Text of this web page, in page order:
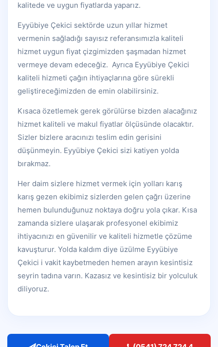
kalitede ve uygun fiyatlarda yaparız.
Eyyübiye Çekici sektörde uzun yıllar hizmet
vermenin sağladığı sayısız referansımızla kaliteli
hizmet uygun fiyat çizgimizden şaşmadan hizmet
vermeye devam edeceğiz. Ayrıca Eyyübiye Çekici
kaliteli hizmeti çağın ihtiyaçlarına göre sürekli
geliştireceğimizden de emin olabilirsiniz.
Kısaca özetlemek gerek görülürse bizden alacağınız
hizmet kaliteli ve makul fiyatlar ölçüsünde olacaktır.
Sizler bizlere aracınızı teslim edin gerisini
düşünmeyin. Eyyübiye Çekici sizi katiyen yolda
bırakmaz.
Her daim sizlere hizmet vermek için yolları karış
karış gezen ekibimiz sizlerden gelen çağrı üzerine
hemen bulunduğunuz noktaya doğru yola çıkar. Kısa
zamanda sizlere ulaşarak profesyonel ekibimiz
ihtiyacınızı en güvenilir ve kaliteli hizmetle çözüme
kavuşturur. Yolda kaldım diye üzülme Eyyübiye
Çekici i vakit kaybetmeden hemen arayın kesintisiz
seyrin tadına varın. Kazasız ve kesintisiz bir yolculuk
diliyoruz.